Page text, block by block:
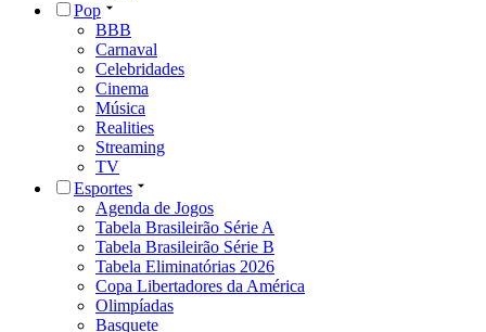
Pop
BBB
Carnaval
Celebridades
Cinema
Música
Realities
Streaming
TV
Esportes
Agenda de Jogos
Tabela Brasileirão Série A
Tabela Brasileirão Série B
Tabela Eliminatórias 2026
Copa Libertadores da América
Olimpíadas
Basquete